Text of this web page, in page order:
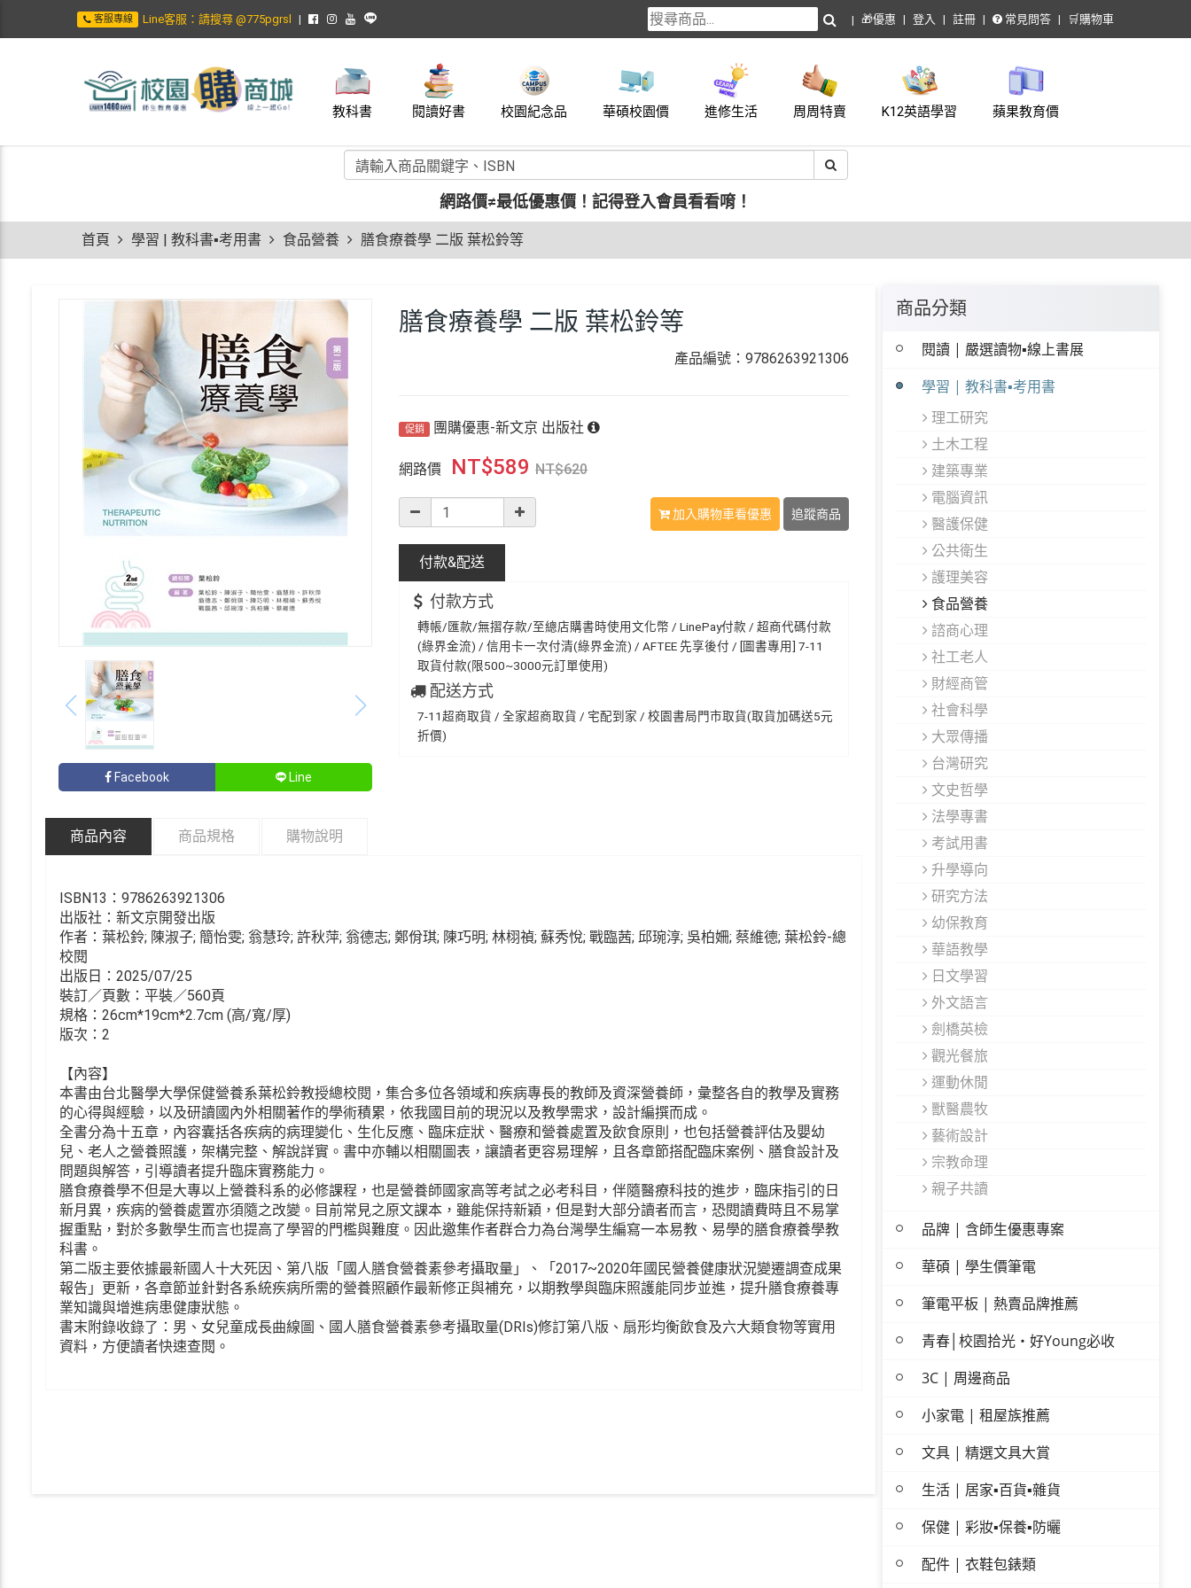
客服專線 Line客服：請搜尋 @775pgrsl 🎁優惠 登入 註冊 常見問答 🛒購物車
教科書 閱讀好書 校園紀念品 華碩校園價 進修生活 周周特賣 K12英語學習 蘋果教育價
網路價≠最低優惠價！ 記得登入會員看看唷！
首頁 學習 | 教科書▪考用書 食品營養 膳食療養學 二版 葉松鈴等
商品分類
閱讀 | 嚴選讀物▪線上書展
學習 | 教科書▪考用書
理工研究
土木工程
建築專業
電腦資訊
醫護保健
公共衛生
護理美容
食品營養
諮商心理
社工老人
財經商管
社會科學
大眾傳播
台灣研究
文史哲學
法學專書
考試用書
升學導向
研究方法
幼保教育
華語教學
日文學習
外文語言
劍橋英檢
觀光餐旅
運動休閒
獸醫農牧
藝術設計
宗教命理
親子共讀
品牌 | 含師生優惠專案
華碩 | 學生價筆電
筆電平板 | 熱賣品牌推薦
青春│校園拾光・好Young必收
3C | 周邊商品
小家電 | 租屋族推薦
文具 | 精選文具大賞
生活 | 居家▪百貨▪雜貨
保健 | 彩妝▪保養▪防曬
配件 | 衣鞋包錶類
Facebook Line
膳食療養學 二版 葉松鈴等
產品編號：9786263921306
促銷 團購優惠-新文京 出版社
網路價 NT$589 NT$620
加入購物車看優惠 追蹤商品
付款&配送
付款方式
轉帳/匯款/無摺存款/至總店購書時使用文化幣 / LinePay付款 / 超商代碼付款
(綠界金流) / 信用卡一次付清(綠界金流) / AFTEE 先享後付 / [圖書專用] 7-11
取貨付款(限500~3000元訂單使用)
配送方式
7-11超商取貨 / 全家超商取貨 / 宅配到家 / 校園書局門市取貨(取貨加碼送5元
折價)
商品內容 商品規格 購物說明
ISBN13：9786263921306
出版社：新文京開發出版
作者：葉松鈴; 陳淑子; 簡怡雯; 翁慧玲; 許秋萍; 翁德志; 鄭佾琪; 陳巧明; 林栩禎; 蘇秀悅; 戰臨茜; 邱琬淳; 吳柏姍; 蔡維德; 葉松鈴-總
校閱
出版日：2025/07/25
裝訂／頁數：平裝／560頁
規格：26cm*19cm*2.7cm (高/寬/厚)
版次：2
【內容】
本書由台北醫學大學保健營養系葉松鈴教授總校閱，集合多位各領域和疾病專長的教師及資深營養師，彙整各自的教學及實務
的心得與經驗，以及研讀國內外相關著作的學術積累，依我國目前的現況以及教學需求，設計編撰而成。
全書分為十五章，內容囊括各疾病的病理變化、生化反應、臨床症狀、醫療和營養處置及飲食原則，也包括營養評估及嬰幼
兒、老人之營養照護，架構完整、解說詳實。書中亦輔以相關圖表，讓讀者更容易理解，且各章節搭配臨床案例、膳食設計及
問題與解答，引導讀者提升臨床實務能力。
膳食療養學不但是大專以上營養科系的必修課程，也是營養師國家高等考試之必考科目，伴隨醫療科技的進步，臨床指引的日
新月異，疾病的營養處置亦須隨之改變。目前常見之原文課本，雖能保持新穎，但是對大部分讀者而言，恐閱讀費時且不易掌
握重點，對於多數學生而言也提高了學習的門檻與難度。因此邀集作者群合力為台灣學生編寫一本易教、易學的膳食療養學教
科書。
第二版主要依據最新國人十大死因、第八版「國人膳食營養素參考攝取量」、「2017~2020年國民營養健康狀況變遷調查成果
報告」更新，各章節並針對各系統疾病所需的營養照顧作最新修正與補充，以期教學與臨床照護能同步並進，提升膳食療養專
業知識與增進病患健康狀態。
書末附錄收錄了：男、女兒童成長曲線圖、國人膳食營養素參考攝取量(DRIs)修訂第八版、扇形均衡飲食及六大類食物等實用
資料，方便讀者快速查閱。